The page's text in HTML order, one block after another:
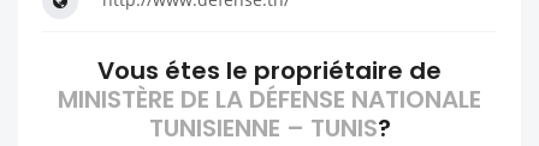
Vous étes le propriétaire de
MINISTÈRE DE LA DÉFENSE NATIONALE
TUNISIENNE – TUNIS?